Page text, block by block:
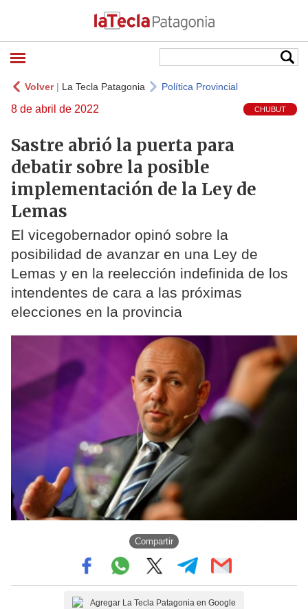
Volver| La Tecla Patagonia Política Provincial
8 de abril de 2022 CHUBUT
Sastre abrió la puerta para
debatir sobre la posible
implementación de la Ley de
Lemas
El vicegobernador opinó sobre la
posibilidad de avanzar en una Ley de
Lemas y en la reelección indefinida de los
intendentes de cara a las próximas
elecciones en la provincia
Compartir
Agregar La Tecla Patagonia en Google